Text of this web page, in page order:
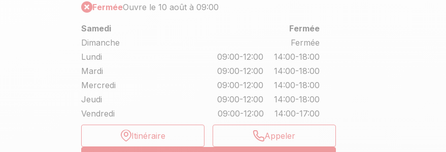
FerméeOuvre le 10 août à 09:00
Samedi
Fermée
Dimanche
Fermée
Lundi
09:00-12:00
14:00-18:00
Mardi
09:00-12:00
14:00-18:00
Mercredi
09:00-12:00
14:00-18:00
Jeudi
09:00-12:00
14:00-18:00
Vendredi
09:00-12:00 14:00-17:00
Itinéraire Appeler